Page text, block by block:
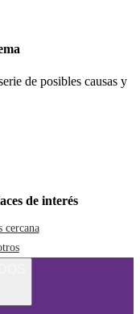
de posibles causas y
de interés
cercana